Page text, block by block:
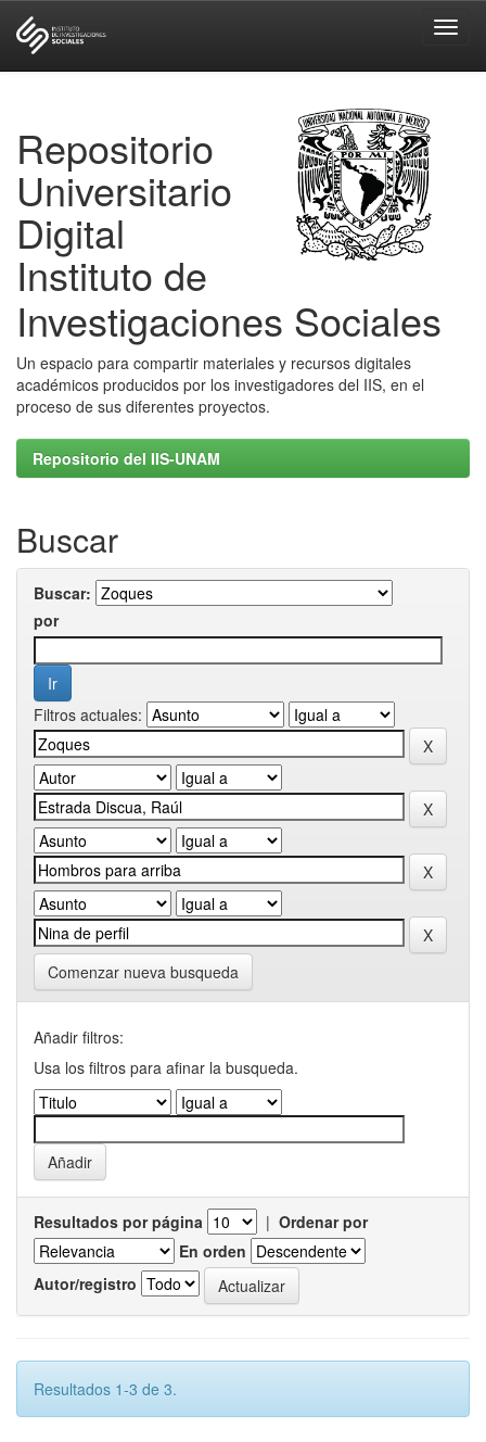
Repositorio
Universitario
Digital
Instituto de
Investigaciones Sociales
Un espacio para compartir materiales y recursos digitales
académicos producidos por los investigadores del IIS, en el
proceso de sus diferentes proyectos.
Repositorio del IIS-UNAM
Buscar
Buscar:
por
Filtros actuales:
Comenzar nueva busqueda
Añadir filtros:
Usa los filtros para afinar la busqueda.
Resultados por página | Ordenar por
En orden
Autor/registro
Resultados 1-3 de 3.